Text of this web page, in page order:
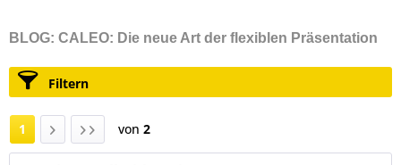
BLOG: CALEO: Die neue Art der flexiblen Präsentation
Filtern
1 von 2